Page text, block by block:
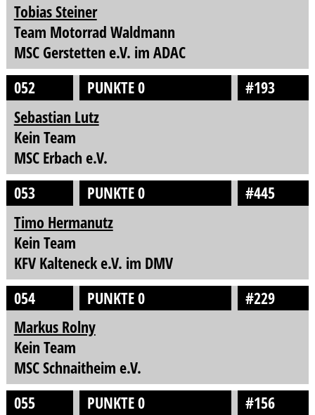
Tobias Steiner
Team Motorrad Waldmann
MSC Gerstetten e.V. im ADAC
052
PUNKTE 0
#193
Sebastian Lutz
Kein Team
MSC Erbach e.V.
053
PUNKTE 0
#445
Timo Hermanutz
Kein Team
KFV Kalteneck e.V. im DMV
054
PUNKTE 0
#229
Markus Rolny
Kein Team
MSC Schnaitheim e.V.
055
PUNKTE 0
#156